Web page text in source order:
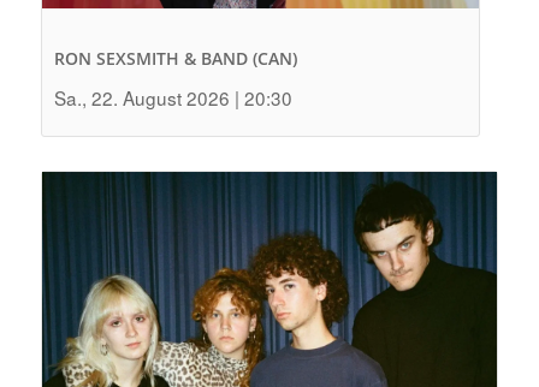
RON SEXSMITH & BAND (CAN)
Sa., 22. August 2026 | 20:30